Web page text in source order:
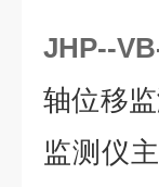
JHP--
轴位移
监测仪